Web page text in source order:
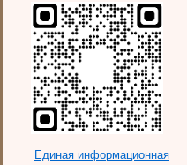
Единая информационная